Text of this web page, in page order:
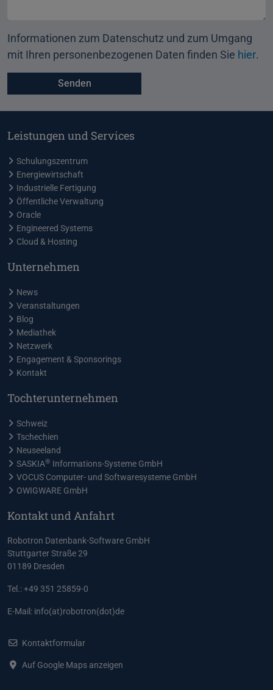
Informationen zum Datenschutz und zum Umgang
mit Ihren personenbezogenen Daten finden Sie hier.
Leistungen und Services
Schulungszentrum
Energiewirtschaft
Industrielle Fertigung
Öffentliche Verwaltung
Oracle
Engineered Systems
Cloud & Hosting
Unternehmen
News
Veranstaltungen
Blog
Mediathek
Netzwerk
Engagement & Sponsorings
Kontakt
Tochterunternehmen
Schweiz
Tschechien
Neuseeland
SASKIA® Informations-Systeme GmbH
VOCUS Computer- und Softwaresysteme GmbH
OWIGWARE GmbH
Kontakt und Anfahrt
Robotron Datenbank-Software GmbH
Stuttgarter Straße 29
01189 Dresden
Tel.: +49 351 25859-0
E-Mail: info(at)robotron(dot)de
Kontaktformular
Auf Google Maps anzeigen